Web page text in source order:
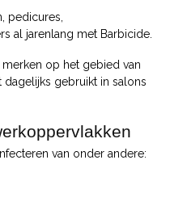
pedicures,
al jarenlang met Barbicide.
op het gebied van
gebruikt in salons
van onder andere: